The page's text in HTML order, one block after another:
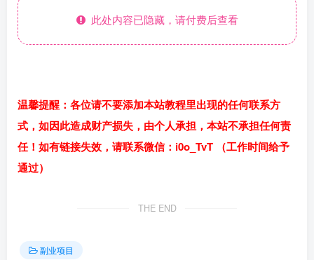
此处内容已隐藏，请付费后查看
温馨提醒：各位请不要添加本站教程里出现的任何联系方
式，如因此造成财产损失，由个人承担，本站不承担任何责
任！如有链接失效，请联系微信：i0o_TvT （工作时间给予
通过）
THE END
副业项目